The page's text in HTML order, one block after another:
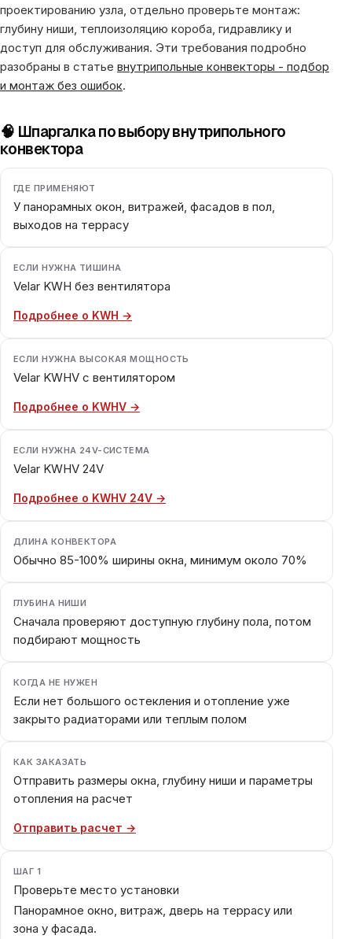
проектированию узла, отдельно проверьте монтаж:
глубину ниши, теплоизоляцию короба, гидравлику и
доступ для обслуживания. Эти требования подробно
разобраны в статье внутрипольные конвекторы - подбор
и монтаж без ошибок.
🧠 Шпаргалка по выбору внутрипольного
конвектора
ГДЕ ПРИМЕНЯЮТ
У панорамных окон, витражей, фасадов в пол,
выходов на террасу
ЕСЛИ НУЖНА ТИШИНА
Velar KWH без вентилятора
Подробнее о KWH →
ЕСЛИ НУЖНА ВЫСОКАЯ МОЩНОСТЬ
Velar KWHV с вентилятором
Подробнее о KWHV →
ЕСЛИ НУЖНА 24V-СИСТЕМА
Velar KWHV 24V
Подробнее о KWHV 24V →
ДЛИНА КОНВЕКТОРА
Обычно 85-100% ширины окна, минимум около 70%
ГЛУБИНА НИШИ
Сначала проверяют доступную глубину пола, потом
подбирают мощность
КОГДА НЕ НУЖЕН
Если нет большого остекления и отопление уже
закрыто радиаторами или теплым полом
КАК ЗАКАЗАТЬ
Отправить размеры окна, глубину ниши и параметры
отопления на расчет
Отправить расчет →
ШАГ 1
Проверьте место установки
Панорамное окно, витраж, дверь на террасу или
зона у фасада.